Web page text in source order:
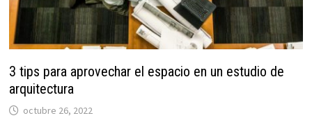
3 tips para aprovechar el espacio en un estudio de
arquitectura
octubre 26, 2022